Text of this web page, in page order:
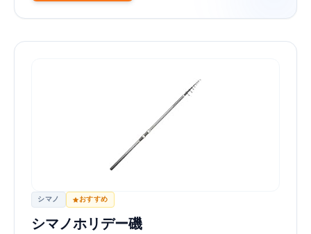
シマノ おすすめ
シマノ ホリデー磯